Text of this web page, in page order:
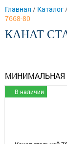
Главная / Каталог
7668-80
КАНАТ
МИНИМАЛЬНАЯ
В наличии